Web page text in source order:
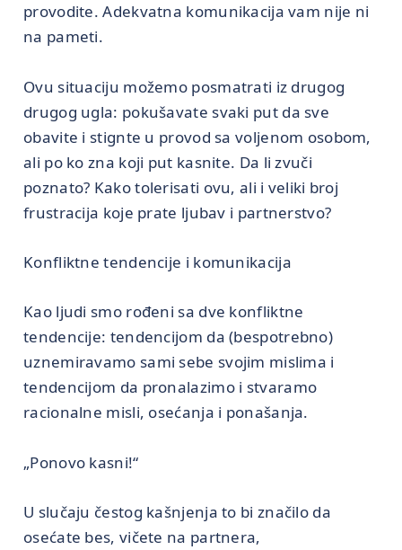
provodite. Adekvatna komunikacija vam nije ni
na pameti.
Ovu situaciju možemo posmatrati iz drugog
drugog ugla: pokušavate svaki put da sve
obavite i stignte u provod sa voljenom osobom,
ali po ko zna koji put kasnite. Da li zvuči
poznato? Kako tolerisati ovu, ali i veliki broj
frustracija koje prate ljubav i partnerstvo?
Konfliktne tendencije i komunikacija
Kao ljudi smo rođeni sa dve konfliktne
tendencije: tendencijom da (bespotrebno)
uznemiravamo sami sebe svojim mislima i
tendencijom da pronalazimo i stvaramo
racionalne misli, osećanja i ponašanja.
„Ponovo kasni!“
U slučaju čestog kašnjenja to bi značilo da
osećate bes, vičete na partnera,